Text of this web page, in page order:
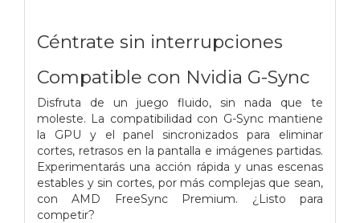
Céntrate sin interrupciones
Compatible con Nvidia G-Sync
Disfruta de un juego fluido, sin nada que te
moleste. La compatibilidad con G-Sync mantiene
la GPU y el panel sincronizados para eliminar
cortes, retrasos en la pantalla e imágenes partidas.
Experimentarás una acción rápida y unas escenas
estables y sin cortes, por más complejas que sean,
con AMD FreeSync Premium. ¿Listo para
competir?